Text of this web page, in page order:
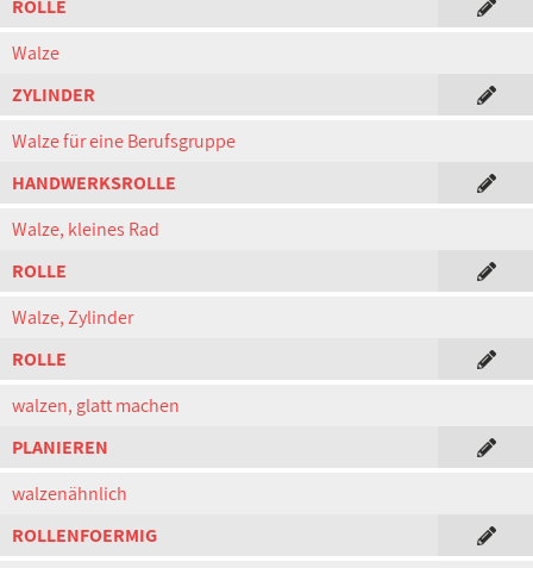
ROLLE
Walze
ZYLINDER
Walze für eine Berufsgruppe
HANDWERKSROLLE
Walze, kleines Rad
ROLLE
Walze, Zylinder
ROLLE
walzen, glatt machen
PLANIEREN
walzenähnlich
ROLLENFOERMIG